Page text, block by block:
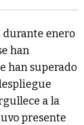
durante enero
han
han superado
a la
presente